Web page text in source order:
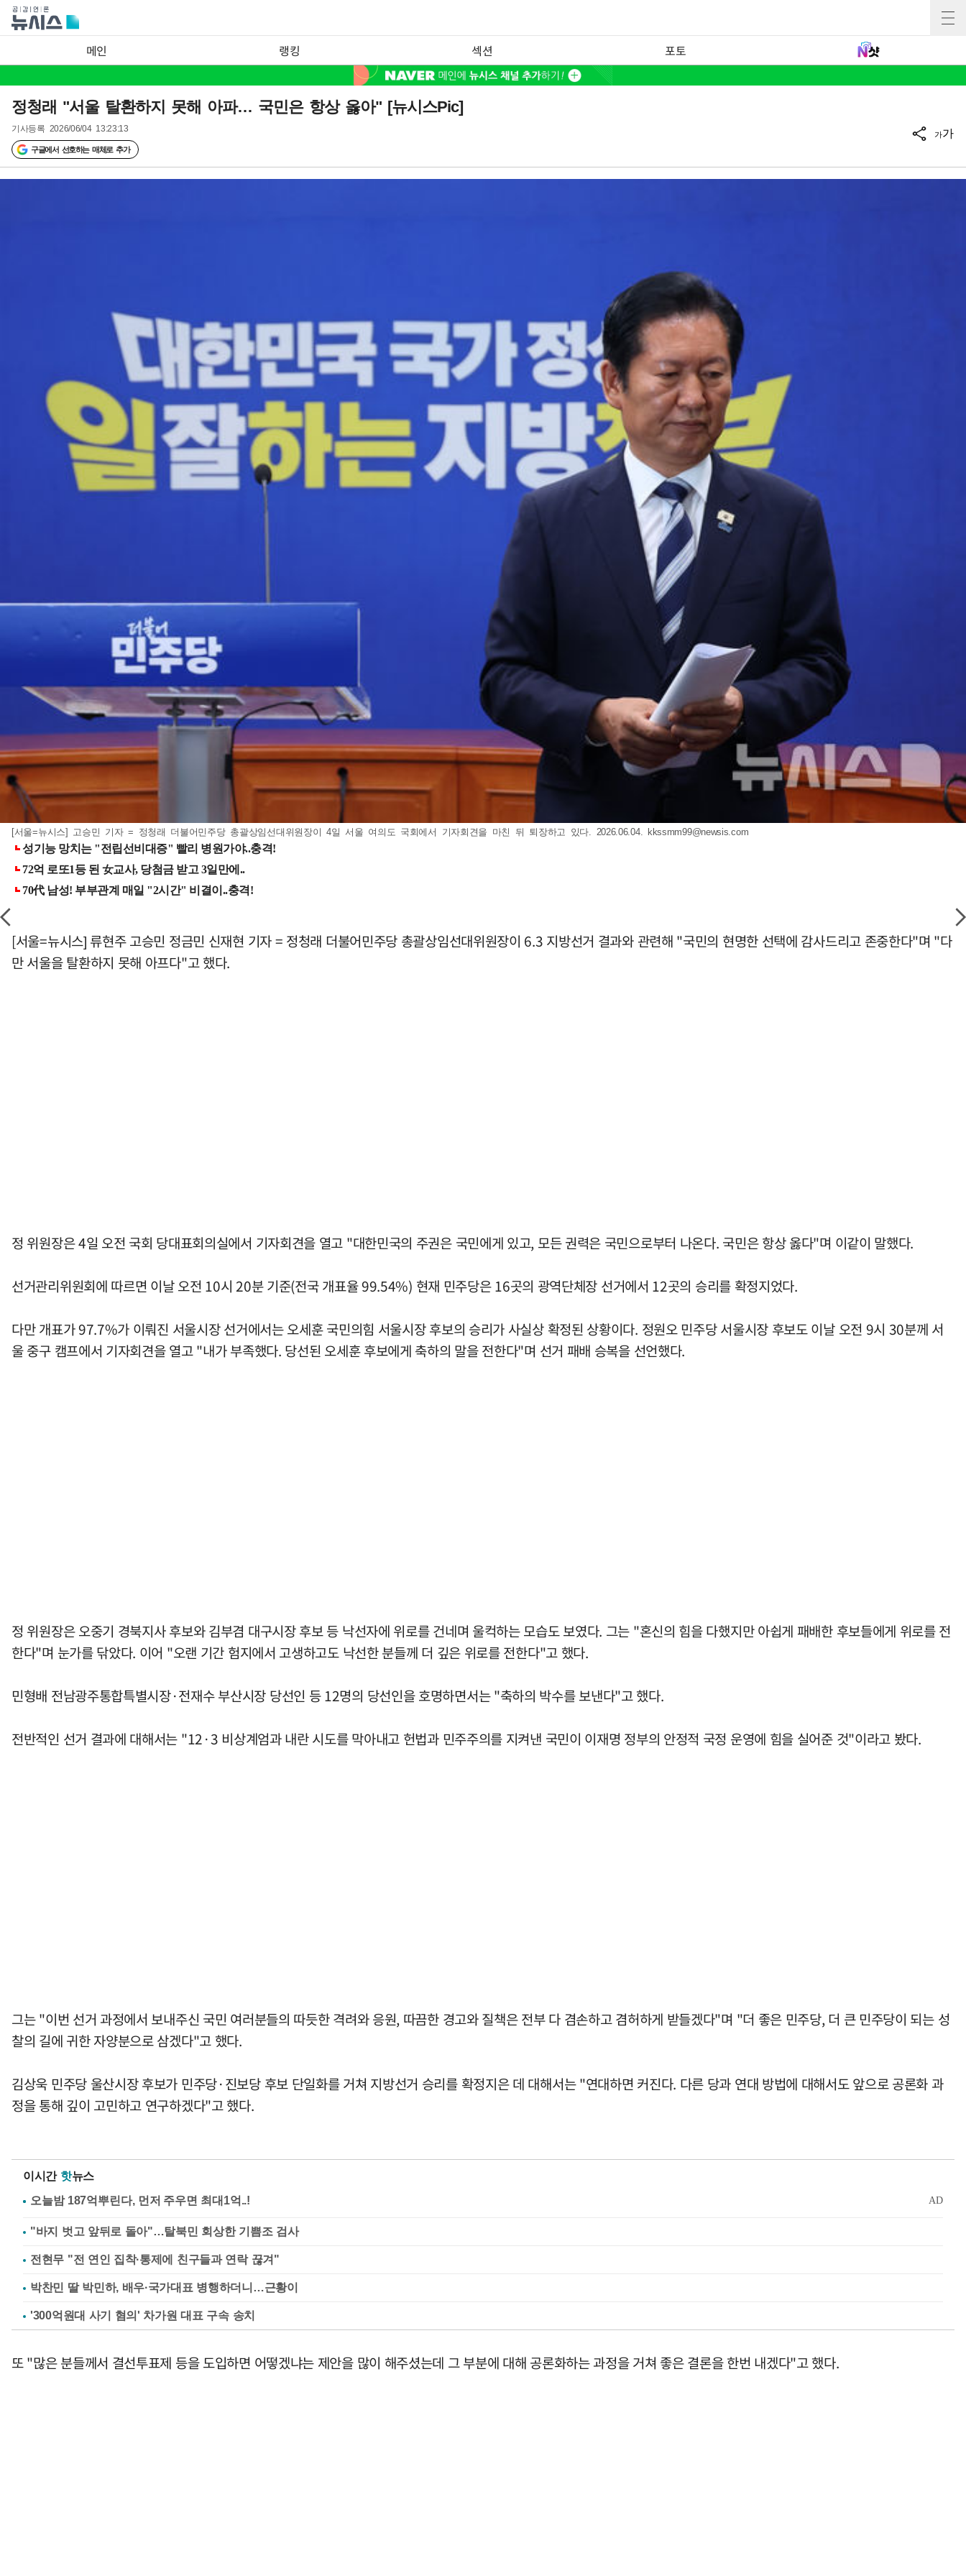
메인 랭킹 섹션 포토
정청래 "서울 탈환하지 못해 아파… 국민은 항상 옳아" [뉴시스Pic]
기사등록 2026/06/04 13:23:13
구글에서 선호하는 매체로 추가
가가
[서울=뉴시스] 고승민 기자 = 정청래 더불어민주당 총괄상임선대위원장이 4일 서울 여의도 국회에서 기자회견을 마친 뒤 퇴장하고 있다. 2026.06.04. kkssmm99@newsis.com
[서울=뉴시스] 류현주 고승민 정금민 신재현 기자 = 정청래 더불어민주당 총괄상임선대위원장이 6.3 지방선거 결과와 관련해 "국민의 현명한 선택에 감사드리고 존중한다"며 "다
만 서울을 탈환하지 못해 아프다"고 했다.
정 위원장은 4일 오전 국회 당대표회의실에서 기자회견을 열고 "대한민국의 주권은 국민에게 있고, 모든 권력은 국민으로부터 나온다. 국민은 항상 옳다"며 이같이 말했다.
선거관리위원회에 따르면 이날 오전 10시 20분 기준(전국 개표율 99.54%) 현재 민주당은 16곳의 광역단체장 선거에서 12곳의 승리를 확정지었다.
다만 개표가 97.7%가 이뤄진 서울시장 선거에서는 오세훈 국민의힘 서울시장 후보의 승리가 사실상 확정된 상황이다. 정원오 민주당 서울시장 후보도 이날 오전 9시 30분께 서
울 중구 캠프에서 기자회견을 열고 "내가 부족했다. 당선된 오세훈 후보에게 축하의 말을 전한다"며 선거 패배 승복을 선언했다.
정 위원장은 오중기 경북지사 후보와 김부겸 대구시장 후보 등 낙선자에 위로를 건네며 울컥하는 모습도 보였다. 그는 "혼신의 힘을 다했지만 아쉽게 패배한 후보들에게 위로를 전
한다"며 눈가를 닦았다. 이어 "오랜 기간 험지에서 고생하고도 낙선한 분들께 더 깊은 위로를 전한다"고 했다.
민형배 전남광주통합특별시장·전재수 부산시장 당선인 등 12명의 당선인을 호명하면서는 "축하의 박수를 보낸다"고 했다.
전반적인 선거 결과에 대해서는 "12·3 비상계엄과 내란 시도를 막아내고 헌법과 민주주의를 지켜낸 국민이 이재명 정부의 안정적 국정 운영에 힘을 실어준 것"이라고 봤다.
그는 "이번 선거 과정에서 보내주신 국민 여러분들의 따듯한 격려와 응원, 따끔한 경고와 질책은 전부 다 겸손하고 겸허하게 받들겠다"며 "더 좋은 민주당, 더 큰 민주당이 되는 성
찰의 길에 귀한 자양분으로 삼겠다"고 했다.
김상욱 민주당 울산시장 후보가 민주당·진보당 후보 단일화를 거쳐 지방선거 승리를 확정지은 데 대해서는 "연대하면 커진다. 다른 당과 연대 방법에 대해서도 앞으로 공론화 과
정을 통해 깊이 고민하고 연구하겠다"고 했다.
이시간 핫뉴스
"바지 벗고 앞뒤로 돌아"…탈북민 회상한 기쁨조 검사
전현무 "전 연인 집착·통제에 친구들과 연락 끊겨"
박찬민 딸 박민하, 배우·국가대표 병행하더니…근황이
'300억원대 사기 혐의' 차가원 대표 구속 송치
또 "많은 분들께서 결선투표제 등을 도입하면 어떻겠냐는 제안을 많이 해주셨는데 그 부분에 대해 공론화하는 과정을 거쳐 좋은 결론을 한번 내겠다"고 했다.